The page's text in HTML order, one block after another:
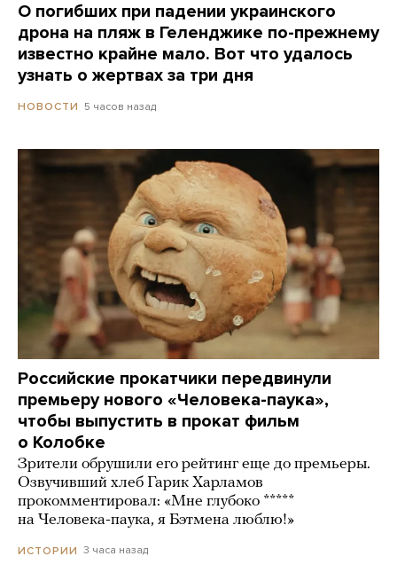
О погибших при падении украинского
дрона на пляж в Геленджике по-прежнему
известно крайне мало. Вот что удалось
узнать о жертвах за три дня
НОВОСТИ 5 часов назад
Российские прокатчики передвинули
премьеру нового «Человека-паука»,
чтобы выпустить в прокат фильм
о Колобке
Зрители обрушили его рейтинг еще до премьеры.
Озвучивший хлеб Гарик Харламов
прокомментировал: «Мне глубоко *****
на Человека-паука, я Бэтмена люблю!»
ИСТОРИИ 3 часа назад